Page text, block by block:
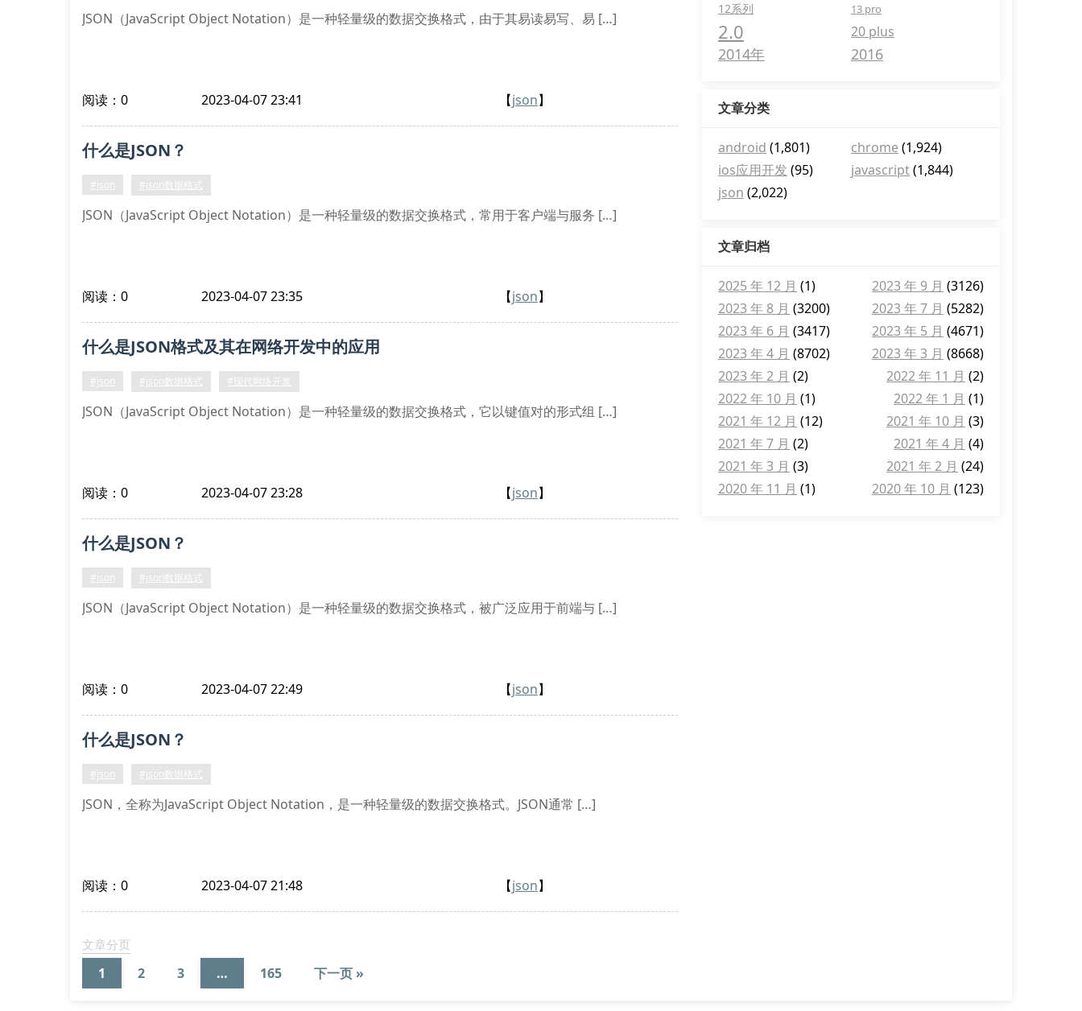
JSON（JavaScript Object Notation）是一种轻量级的数据交换格式，由于其易读易写、易 […]
阅读：0 2023-04-07 23:41 【json】
什么是JSON？
#json #json数据格式
JSON（JavaScript Object Notation）是一种轻量级的数据交换格式，常用于客户端与服务 […]
阅读：0 2023-04-07 23:35 【json】
什么是JSON格式及其在网络开发中的应用
#json #json数据格式 #现代网络开发
JSON（JavaScript Object Notation）是一种轻量级的数据交换格式，它以键值对的形式组 […]
阅读：0 2023-04-07 23:28 【json】
什么是JSON？
#json #json数据格式
JSON（JavaScript Object Notation）是一种轻量级的数据交换格式，被广泛应用于前端与 […]
阅读：0 2023-04-07 22:49 【json】
什么是JSON？
#json #json数据格式
JSON，全称为JavaScript Object Notation，是一种轻量级的数据交换格式。JSON通常 […]
阅读：0 2023-04-07 21:48 【json】
文章分页
1 2 3 … 165 下一页 »
12系列 13 pro
2.0 20 plus
2014年 2016
文章分类
android (1,801) chrome (1,924)
ios应用开发 (95) javascript(1,844)
json (2,022)
文章归档
2025 年 12 月 (1) 2023 年 9 月 (3126)
2023 年 8 月 (3200) 2023 年 7 月 (5282)
2023 年 6 月 (3417) 2023 年 5 月 (4671)
2023 年 4 月 (8702) 2023 年 3 月 (8668)
2023 年 2 月 (2) 2022 年 11 月 (2)
2022 年 10 月 (1) 2022 年 1 月 (1)
2021 年 12 月 (12) 2021 年 10 月 (3)
2021 年 7 月 (2) 2021 年 4 月 (4)
2021 年 3 月 (3) 2021 年 2 月 (24)
2020 年 11 月 (1) 2020 年 10 月 (123)